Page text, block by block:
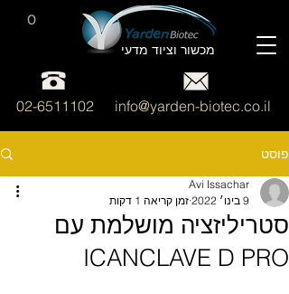
02-6511102 info@yarden-biotec.co.il
מכשור וציוד מדעי
0
פוסט
סטריליזציה מושלמת עם
ICANCLAVE D PRO
Avi Issachar
9 בינו׳ 2022
זמן קריאה 1 דקות